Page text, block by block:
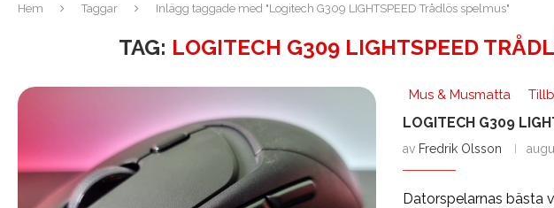
Hem Taggar Inlägg taggade med "Logitech G309 LIGHTSPEED Trådlös spelmus"
TAG: LOGITECH G309 LIGHTSPEED
Mus & Musmatta
LOGITECH G309
av Fredrik Olsson
Datorspelarnas bästa